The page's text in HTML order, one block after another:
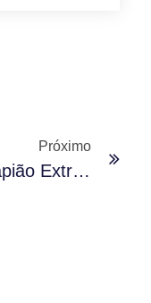
Próximo
Usucapião Extrajudicial: Uma Alternativa Mais Rápida Para A Regularização Registral De Bens Imóveis